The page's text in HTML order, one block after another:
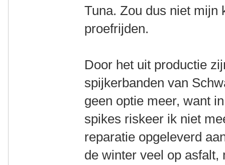
Tuna. Zou dus niet mijn
proefrijden.
Door het uit productie
spijkerbanden van
geen optie meer, want
spikes riskeer ik niet
reparatie opgeleverd
de winter veel op